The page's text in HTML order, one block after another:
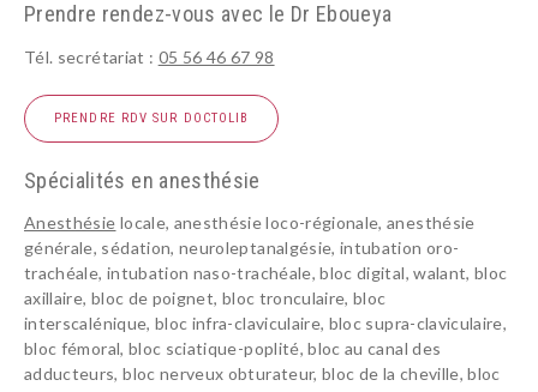
RÉÉDUCATION ET ORTHÈSE
SUIVI POST-OPÉRATOIRE
ANESTHÉSIE
BLOG SANTÉ
Prendre rendez-vous avec le Dr Eboueya
Tél. secrétariat : 05 56 46 67 98
PRENDRE RDV SUR DOCTOLIB
Spécialités en anesthésie
Anesthésie locale, anesthésie loco-régionale, anesthésie
générale, sédation, neuroleptanalgésie, intubation oro-
trachéale, intubation naso-trachéale, bloc digital, walant, bloc
axillaire, bloc de poignet, bloc tronculaire, bloc
interscalénique, bloc infra-claviculaire, bloc supra-claviculaire,
bloc fémoral, bloc sciatique-poplité, bloc au canal des
adducteurs, bloc nerveux obturateur, bloc de la cheville, bloc